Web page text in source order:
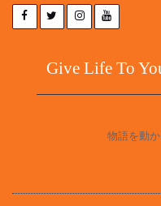
Give Life To
物語を動かそ